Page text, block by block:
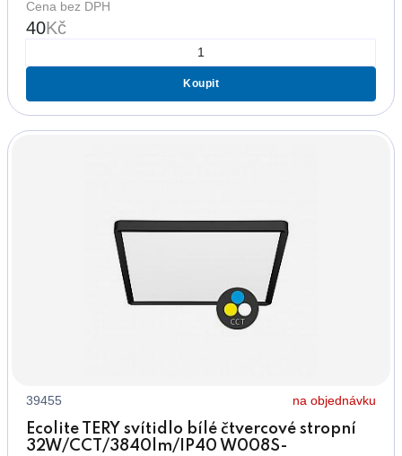
Cena bez DPH
40Kč
Koupit
39455 na objednávku
Ecolite TERY svítidlo bílé čtvercové stropní
32W/CCT/3840lm/IP40 W008S-